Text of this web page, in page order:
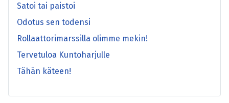
Satoi tai paistoi
Odotus sen todensi
Rollaattorimarssilla olimme mekin!
Tervetuloa Kuntoharjulle
Tähän käteen!